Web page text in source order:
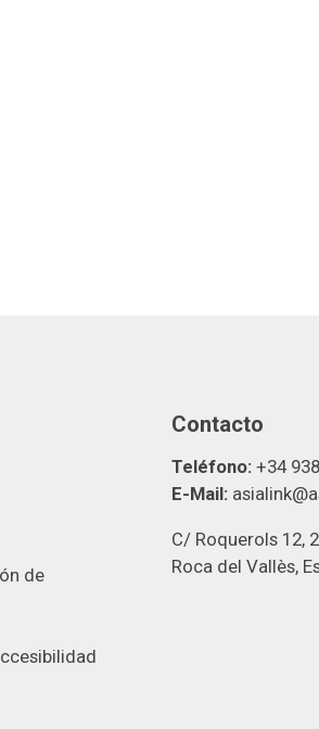
de
Contacto
Teléfono: +34
E-Mail:
C/ Roquerols 12,
Roca del Vallès,